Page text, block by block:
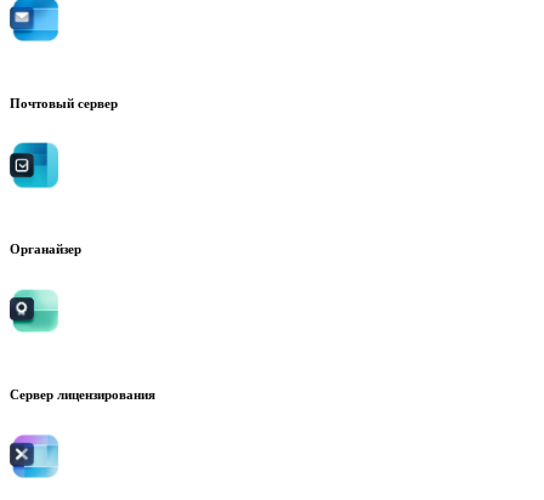
Почтовый сервер
Органайзер
Сервер лицензирования